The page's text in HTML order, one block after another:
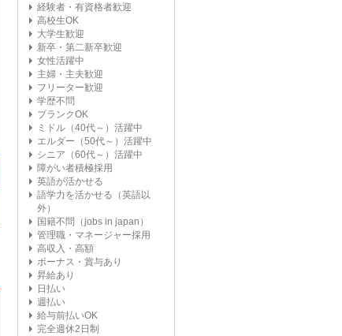
経験者・有資格者歓迎
高校生OK
大学生歓迎
新卒・第二新卒歓迎
女性活躍中
主婦・主夫歓迎
フリーター歓迎
学歴不問
ブランクOK
ミドル（40代～）活躍中
エルダー（50代～）活躍中
シニア（60代～）活躍中
障がい者積極採用
英語が活かせる
語学力を活かせる（英語以
外）
国籍不問（jobs in japan）
管理職・マネージャー採用
高収入・高額
ボーナス・賞与あり
昇給あり
日払い
週払い
給与前払いOK
完全週休2日制